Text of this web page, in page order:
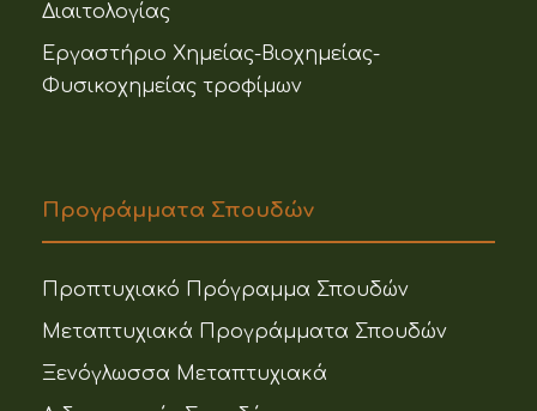
Διαιτολογίας
Εργαστήριο Χημείας-Βιοχημείας-
Φυσικοχημείας τροφίμων
Προγράμματα Σπουδών
Προπτυχιακό Πρόγραμμα Σπουδών
Μεταπτυχιακά Προγράμματα Σπουδών
Ξενόγλωσσα Μεταπτυχιακά